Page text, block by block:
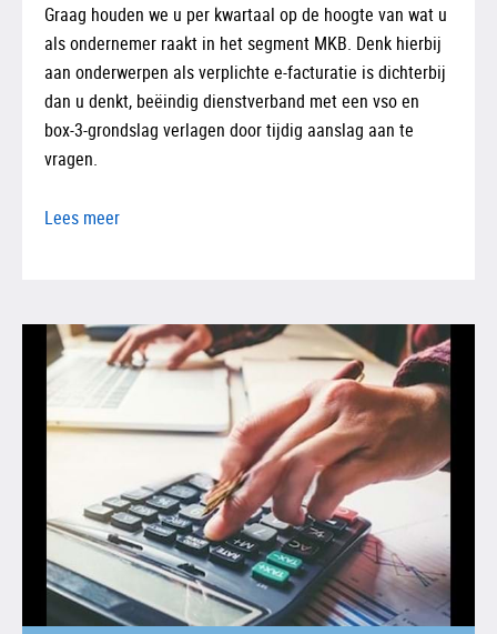
Graag houden we u per kwartaal op de hoogte van wat u
als ondernemer raakt in het segment MKB. Denk hierbij
aan onderwerpen als verplichte e-facturatie is dichterbij
dan u denkt, beëindig dienstverband met een vso en
box-3-grondslag verlagen door tijdig aanslag aan te
vragen.
Lees meer